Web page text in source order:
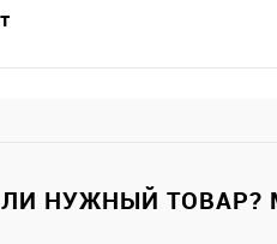
К сравнению
НУЖНЫЙ